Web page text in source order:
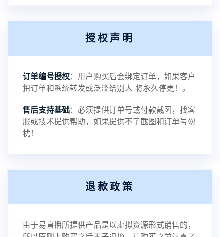
授权声明
订单编号授权：用户购买后会绑定订单，如果客户
把订单和系统转发或泛滥给别人 将永久停更！。
售后支持基础：必须提供订单号或付款截图，找客
服或技术提供帮助，如果提供不了截图和订单号勿
扰！
退款政策
由于易直播所提供产品是以虚拟资源形式销售的，